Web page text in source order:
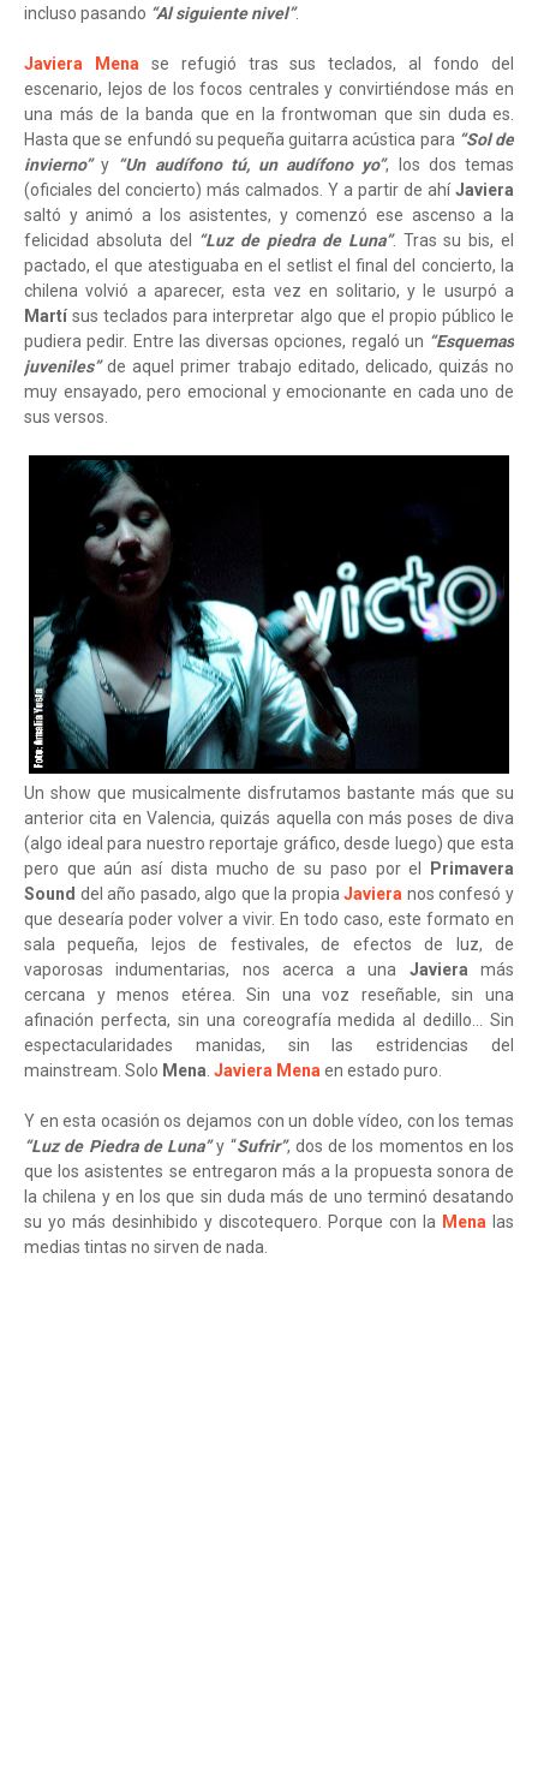
incluso pasando “Al siguiente nivel”.
Javiera Menase refugió tras sus teclados, al fondo del
escenario, lejos de los focos centrales y convirtiéndose más en
una más de la banda que en la frontwoman que sin duda es.
Hasta que se enfundó su pequeña guitarra acústica para “Sol de
invierno”y “Un audífono tú, un audífono yo”, los dos temas
(oficiales del concierto) más calmados. Y a partir de ahíJaviera
saltó y animó a los asistentes, y comenzó ese ascenso a la
felicidad absoluta del “Luz de piedra de Luna”. Tras su bis, el
pactado, el que atestiguaba en el setlist el final del concierto, la
chilena volvió a aparecer, esta vez en solitario, y le usurpó a
Martísus teclados para interpretar algo que el propio público le
pudiera pedir. Entre las diversas opciones, regaló un “Esquemas
juveniles”de aquel primer trabajo editado, delicado, quizás no
muy ensayado, pero emocional y emocionante en cada uno de
sus versos.
Un show que musicalmente disfrutamos bastante más que su
anterior cita en Valencia, quizás aquella con más poses de diva
(algo ideal para nuestro reportaje gráfico, desde luego) que esta
pero que aún así dista mucho de su paso por el
Primavera
Sound del año pasado, algo que la propiaJaviera nos confesó y
que desearía poder volver a vivir. En todo caso, este formato en
sala pequeña, lejos de festivales, de efectos de luz, de
vaporosas indumentarias, nos acerca a una Javiera más
cercana y menos etérea. Sin una voz reseñable, sin una
afinación perfecta, sin una coreografía medida al dedillo… Sin
espectacularidades manidas, sin las estridencias del
mainstream. Solo Mena. Javiera Menaen estado puro.
Y en esta ocasión os dejamos con un doble vídeo, con los temas
“Luz de Piedra de Luna”y “Sufrir”, dos de los momentos en los
que los asistentes se entregaron más a la propuesta sonora de
la chilena y en los que sin duda más de uno terminó desatando
su yo más desinhibido y discotequero. Porque con la Mena las
medias tintas no sirven de nada.